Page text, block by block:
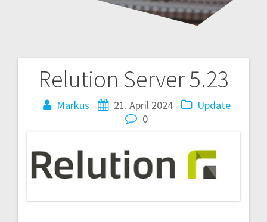
Relution Server 5.23
Markus 21. April 2024
Update
0
Beitragsnavigation